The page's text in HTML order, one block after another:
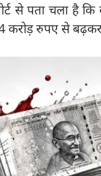
से पता चला है
करोड़ रुपए से